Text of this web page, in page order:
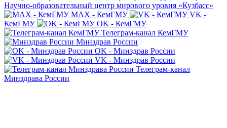
Научно-образовательный центр мирового уровня «Кузбасс»
MAX - КемГМУ
VK -
КемГМУ
OK - КемГМУ
Телеграм-канал КемГМУ
Минздрав России
OK - Минздрав России
VK - Минздрав России
Телеграм-канал
Минздрава России